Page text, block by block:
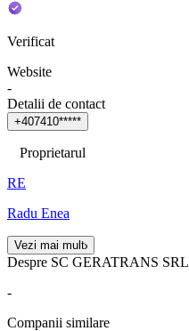
Verificat
Website
-
Detalii de contact
+40741 0*****
Proprietarul
RE
Radu Enea
Vezi mai mult
Despre SC GERATRANS SRL
-
Companii similare